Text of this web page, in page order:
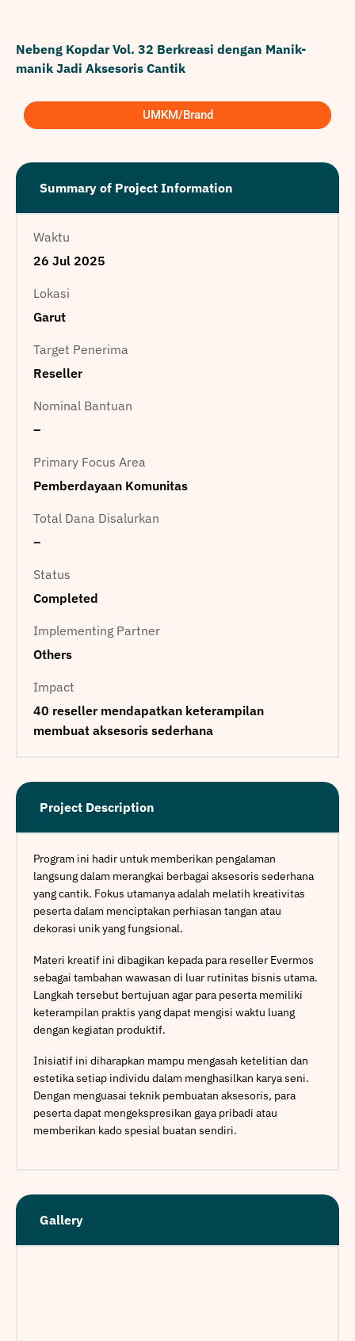
Nebeng Kopdar Vol. 32 Berkreasi dengan Manik-
manik Jadi Aksesoris Cantik
UMKM/Brand
Summary of Project Information
Waktu
26 Jul 2025
Lokasi
Garut
Target Penerima
Reseller
Nominal Bantuan
–
Primary Focus Area
Pemberdayaan Komunitas
Total Dana Disalurkan
–
Status
Completed
Implementing Partner
Others
Impact
40 reseller mendapatkan keterampilan
membuat aksesoris sederhana
Project Description
Program ini hadir untuk memberikan pengalaman
langsung dalam merangkai berbagai aksesoris sederhana
yang cantik. Fokus utamanya adalah melatih kreativitas
peserta dalam menciptakan perhiasan tangan atau
dekorasi unik yang fungsional.
Materi kreatif ini dibagikan kepada para reseller Evermos
sebagai tambahan wawasan di luar rutinitas bisnis utama.
Langkah tersebut bertujuan agar para peserta memiliki
keterampilan praktis yang dapat mengisi waktu luang
dengan kegiatan produktif.
Inisiatif ini diharapkan mampu mengasah ketelitian dan
estetika setiap individu dalam menghasilkan karya seni.
Dengan menguasai teknik pembuatan aksesoris, para
peserta dapat mengekspresikan gaya pribadi atau
memberikan kado spesial buatan sendiri.
Gallery